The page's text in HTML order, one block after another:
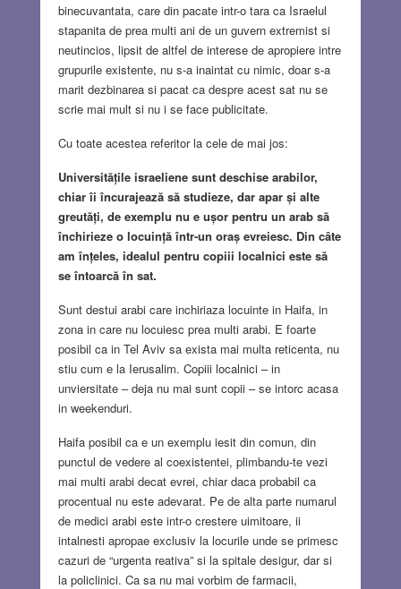
binecuvantata, care din pacate intr-o tara ca Israelul
stapanita de prea multi ani de un guvern extremist si
neutincios, lipsit de altfel de interese de apropiere intre
grupurile existente, nu s-a inaintat cu nimic, doar s-a
marit dezbinarea si pacat ca despre acest sat nu se
scrie mai mult si nu i se face publicitate.
Cu toate acestea referitor la cele de mai jos:
Universitățile israeliene sunt deschise arabilor,
chiar îi încurajează să studieze, dar apar și alte
greutăți, de exemplu nu e ușor pentru un arab să
închirieze o locuință într-un oraș evreiesc. Din câte
am înțeles, idealul pentru copiii localnici este să
se întoarcă în sat.
Sunt destui arabi care inchiriaza locuinte in Haifa, in
zona in care nu locuiesc prea multi arabi. E foarte
posibil ca in Tel Aviv sa exista mai multa reticenta, nu
stiu cum e la Ierusalim. Copiii localnici – in
unviersitate – deja nu mai sunt copii – se intorc acasa
in weekenduri.
Haifa posibil ca e un exemplu iesit din comun, din
punctul de vedere al coexistentei, plimbandu-te vezi
mai multi arabi decat evrei, chiar daca probabil ca
procentual nu este adevarat. Pe de alta parte numarul
de medici arabi este intr-o crestere uimitoare, ii
intalnesti apropae exclusiv la locurile unde se primesc
cazuri de “urgenta reativa” si la spitale desigur, dar si
la policlinici. Ca sa nu mai vorbim de farmacii,